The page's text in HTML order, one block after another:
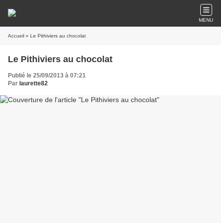
MENU
Accueil » Le Pithiviers au chocolat
Le Pithiviers au chocolat
Publié le 25/09/2013 à 07:21
Par laurette82